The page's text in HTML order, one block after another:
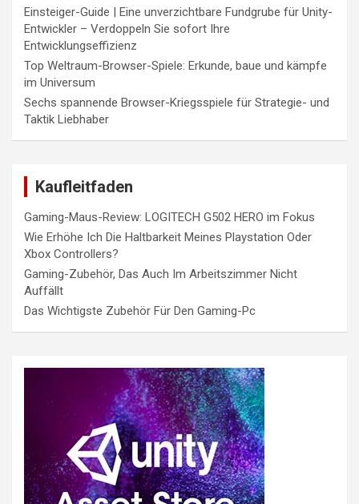
Einsteiger-Guide | Eine unverzichtbare Fundgrube für Unity-
Entwickler – Verdoppeln Sie sofort Ihre
Entwicklungseffizienz
Top Weltraum-Browser-Spiele: Erkunde, baue und kämpfe
im Universum
Sechs spannende Browser-Kriegsspiele für Strategie- und
Taktik Liebhaber
Kaufleitfaden
Gaming-Maus-Review: LOGITECH G502 HERO im Fokus
Wie Erhöhe Ich Die Haltbarkeit Meines Playstation Oder
Xbox Controllers?
Gaming-Zubehör, Das Auch Im Arbeitszimmer Nicht
Auffällt
Das Wichtigste Zubehör Für Den Gaming-Pc